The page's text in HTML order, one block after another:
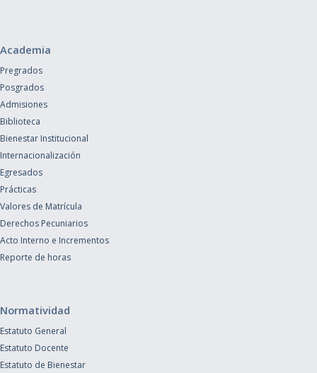
Academia
Pregrados
Posgrados
Admisiones
Biblioteca
Bienestar Institucional
Internacionalización
Egresados
Prácticas
Valores de Matrícula
Derechos Pecuniarios
Acto Interno e Incrementos
Reporte de horas
Normatividad
Estatuto General
Estatuto Docente
Estatuto de Bienestar